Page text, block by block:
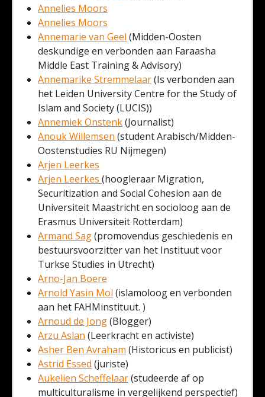
Annelies Moors
Annelies Moors
Annemarie van Geel (Midden-Oosten
deskundige en verbonden aan Faraasha
Middle East Training & Advisory)
Annemarike Stremmelaar(Is verbonden aan
het Leiden University Centre for the Study of
Islam and Society (LUCIS))
Annemiek Onstenk(Journalist)
Anouk Willemsen (student Arabisch/Midden-
Oostenstudies RU Nijmegen)
Arjen Leerkes
Arjen Leerkes (hoogleraar Migration,
Securitization and Social Cohesion aan de
Universiteit Maastricht en socioloog aan de
Erasmus Universiteit Rotterdam)
Armand Sag(promovendus geschiedenis en
bestuursvoorzitter van het Instituut voor
Turkse Studies in Utrecht)
Arno-Jan Boere
Arnold Yasin Mol (islamoloog en verbonden
aan het FAHMinstituut. )
Arnoud de Jong(Blogger)
Arzu Aslan (Leerkracht en activiste)
Asher Ben Avraham (Historicus en publicist)
Astrid Essed (juriste)
Aukelien Scheffelaar(studeerde af op
multiculturalisme in vergelijkend perspectief)